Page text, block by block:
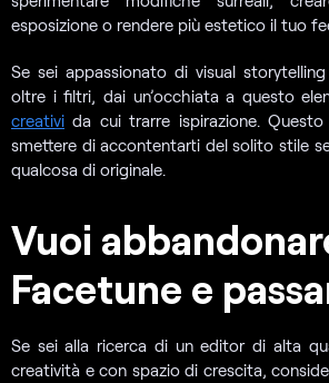
esposizione o rendere più estetico il tuo
Se sei appassionato di visual
oltre i filtri, dai un’occhiata a questo
creativi da cui trarre ispirazione.
smettere di accontentarti del solito stile
qualcosa di originale.
Vuoi
Facetune e
Se sei alla ricerca di un editor di alta
creatività e con spazio di crescita,